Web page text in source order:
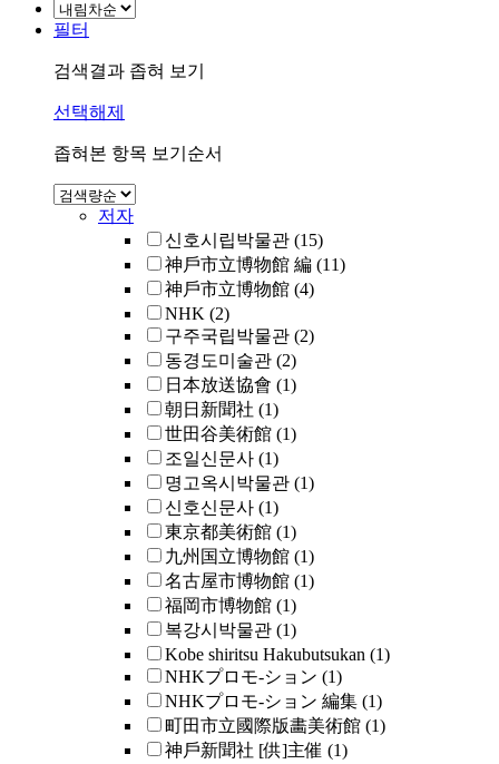
필터
검색결과 좁혀 보기
선택해제
좁혀본 항목 보기순서
저자
신호시립박물관 (15)
神戶市立博物館 編 (11)
神戶市立博物館 (4)
NHK (2)
구주국립박물관 (2)
동경도미술관 (2)
日本放送協會 (1)
朝日新聞社 (1)
世田谷美術館 (1)
조일신문사 (1)
명고옥시박물관 (1)
신호신문사 (1)
東京都美術館 (1)
九州国立博物館 (1)
名古屋市博物館 (1)
福岡市博物館 (1)
복강시박물관 (1)
Kobe shiritsu Hakubutsukan (1)
NHKプロモ-ション (1)
NHKプロモ-ション 編集 (1)
町田市立國際版畵美術館 (1)
神戶新聞社 [供]主催 (1)